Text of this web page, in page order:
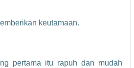
keutamaan.
pertama itu rapuh dan mudah